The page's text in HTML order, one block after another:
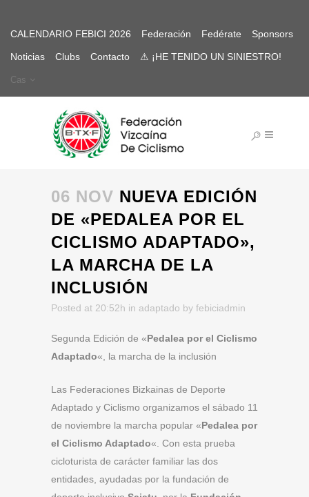
CALENDARIO FEBICI 2026 Federación Fedérate Sponsors
Noticias Clubs Contacto ⚠ ¡HE TENIDO UN SINIESTRO!
Cas
06 NOV NUEVA EDICIÓN
DE «PEDALEA POR EL
CICLISMO ADAPTADO»,
LA MARCHA DE LA
INCLUSIÓN
Posted at 20:52h in adaptado by febiciadmin
Segunda Edición de «Pedalea por el Ciclismo
Adaptado«, la marcha de la inclusión
Las Federaciones Bizkainas de Deporte
Adaptado y Ciclismo organizamos el sábado 11
de noviembre la marcha popular «Pedalea por
el Ciclismo Adaptado«. Con esta prueba
cicloturista de carácter familiar las dos
entidades, ayudadas por la fundación de